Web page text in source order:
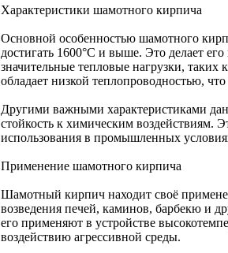
Характеристики шамотного кирпича
Основной особенностью шамотного
достигать 1600°C и выше. Это делает
значительные тепловые нагрузки,
обладает низкой теплопроводностью,
Другими важными характеристиками
стойкость к химическим воздействиям.
использования в промышленных
Применение шамотного кирпича
Шамотный кирпич находит своё
возведения печей, каминов, барбекю и
его применяют в устройстве
воздействию агрессивной среды.